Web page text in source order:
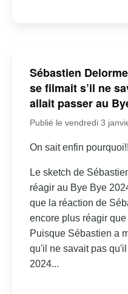
Sébastien
se filmait s’il ne
allait passer au
Publié le vendredi 3
On sait enfin pourquoi!!
Le sketch de
réagir au Bye Bye
que la réaction de
encore plus réagir
Puisque Sébastien a
qu'il ne savait pas
2024...